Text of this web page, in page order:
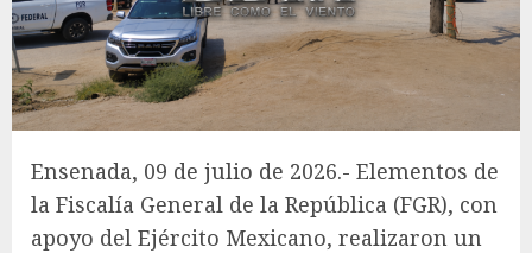
Ensenada, 09 de julio de 2026.- Elementos de
la Fiscalía General de la República (FGR), con
apoyo del Ejército Mexicano, realizaron un